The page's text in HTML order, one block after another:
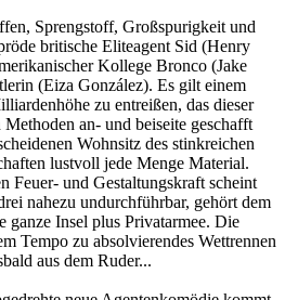
Sprengstoff, Großspurigkeit und
britische Eliteagent Sid (Henry
Kollege Bronco (Jake
(Eiza González). Es gilt einem
zu entreißen, das dieser
an- und beiseite geschafft
Wohnsitz des stinkreichen
lustvoll jede Menge Material.
Feuer- und Gestaltungskraft scheint
nahezu undurchführbar, gehört dem
ganze Insel plus Privatarmee. Die
Tempo zu absolvierendes Wettrennen
aus dem Ruder...